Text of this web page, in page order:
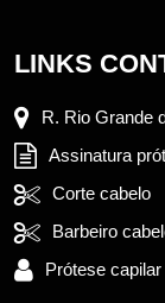
LINKS
R. Rio Grande
Assinatura
Corte cabelo
Barbeiro
Prótese capilar